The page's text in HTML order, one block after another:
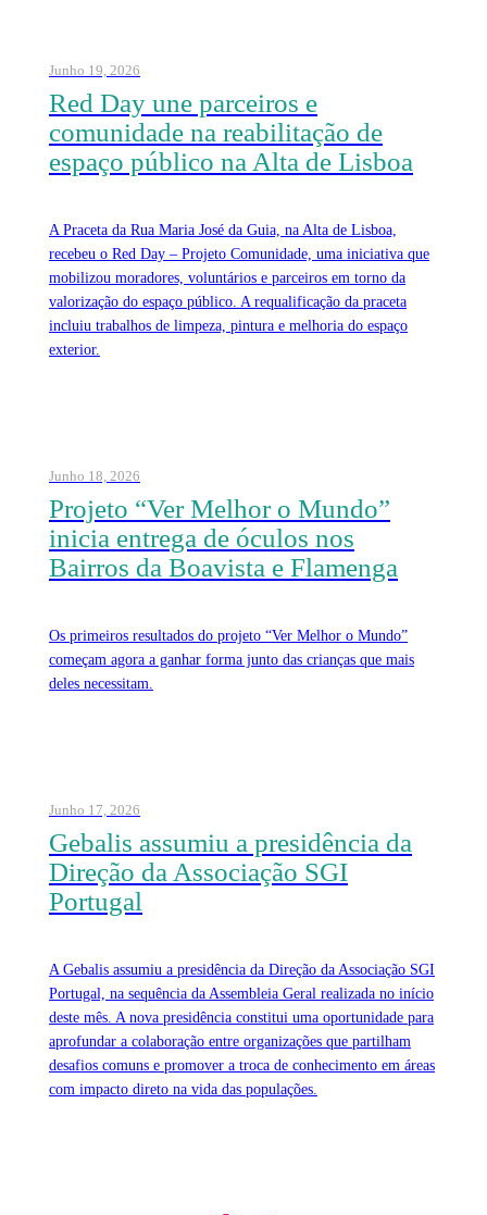
Junho 19, 2026
Red Day une parceiros e
comunidade na reabilitação de
espaço público na Alta de Lisboa
A Praceta da Rua Maria José da Guia, na Alta de Lisboa,
recebeu o Red Day – Projeto Comunidade, uma iniciativa que
mobilizou moradores, voluntários e parceiros em torno da
valorização do espaço público. A requalificação da praceta
incluiu trabalhos de limpeza, pintura e melhoria do espaço
exterior.
Junho 18, 2026
Projeto “Ver Melhor o Mundo”
inicia entrega de óculos nos
Bairros da Boavista e Flamenga
Os primeiros resultados do projeto “Ver Melhor o Mundo”
começam agora a ganhar forma junto das crianças que mais
deles necessitam.
Junho 17, 2026
Gebalis assumiu a presidência da
Direção da Associação SGI
Portugal
A Gebalis assumiu a presidência da Direção da Associação SGI
Portugal, na sequência da Assembleia Geral realizada no início
deste mês. A nova presidência constitui uma oportunidade para
aprofundar a colaboração entre organizações que partilham
desafios comuns e promover a troca de conhecimento em áreas
com impacto direto na vida das populações.